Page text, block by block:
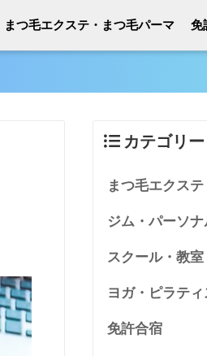
まつ毛エクステ・まつ毛パーマ 免
カテゴリー
まつ毛エクス
ジム・パーソ
スクール・教室
ヨガ・ピラティ
免許合宿